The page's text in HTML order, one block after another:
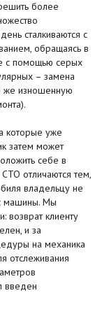
более
сталкиваются с
обращаясь в
с помощью серых
– замена
же изношенную
которые уже
затем может
себе в
отличаются тем,
владельцу не
машины. Мы
возврат клиенту
и за
на механика
отслеживания
введен